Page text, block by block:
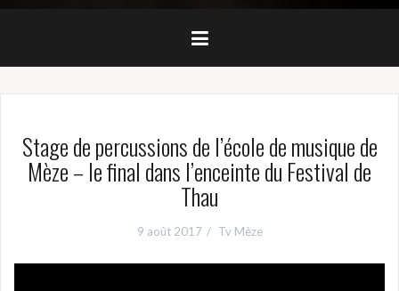
Stage de percussions de l’école de musique de
Mèze – le final dans l’enceinte du Festival de
Thau
9 août 2017 Tv Mèze